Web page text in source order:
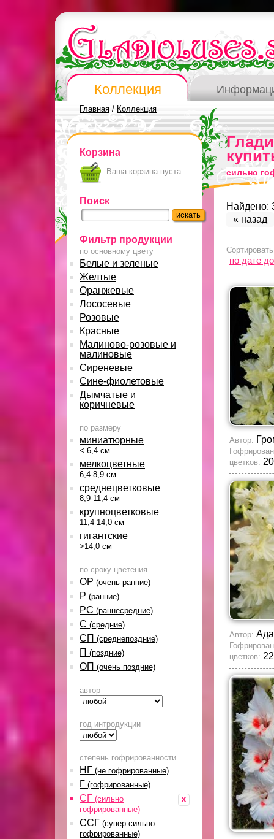
Коллекция
Главная / Коллекция
Корзина
Ваша корзина пуста
Поиск
Фильтр продукции
по основному цвету
Белые и зеленые
Желтые
Оранжевые
Лососевые
Розовые
Красные
Малиново-розовые и
малиновые
Сиреневые
Сине-фиолетовые
Дымчатые и
коричневые
по размеру
миниатюрные
< 6,4 см
мелкоцветные
6,4-8,9 см
среднецветковые
8,9-11,4 см
крупноцветковые
11,4-14,0 см
гигантские
>14,0 см
по сроку цветения
ОР (очень ранние)
Р (ранние)
РС (раннесредние)
С (средние)
СП (среднепоздние)
П (поздние)
ОП (очень поздние)
автор
год интродукции
степень гофрированности
НГ (не гофрированные)
Г (гофрированные)
x
СГ (сильно
гофрированные)
ССГ (супер сильно
гофрированные)
сильно
Найдено:
« назад
по дате
Автор:
цветков:
Автор:
цветков: